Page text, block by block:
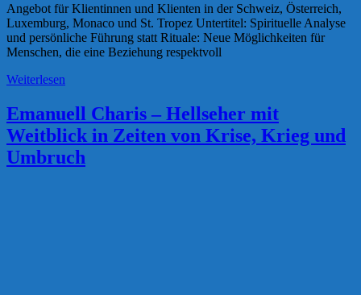
Angebot für Klientinnen und Klienten in der Schweiz, Österreich,
Luxemburg, Monaco und St. Tropez Untertitel: Spirituelle Analyse
und persönliche Führung statt Rituale: Neue Möglichkeiten für
Menschen, die eine Beziehung respektvoll
Weiterlesen
Emanuell Charis – Hellseher mit
Weitblick in Zeiten von Krise, Krieg und
Umbruch